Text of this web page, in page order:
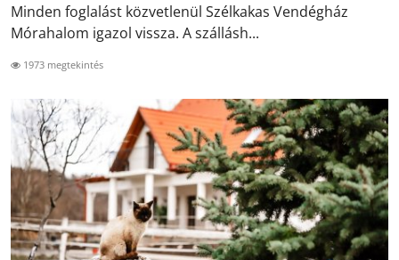
Minden foglalást közvetlenül Szélkakas Vendégház
Mórahalom igazol vissza. A szállásh...
1973 megtekintés